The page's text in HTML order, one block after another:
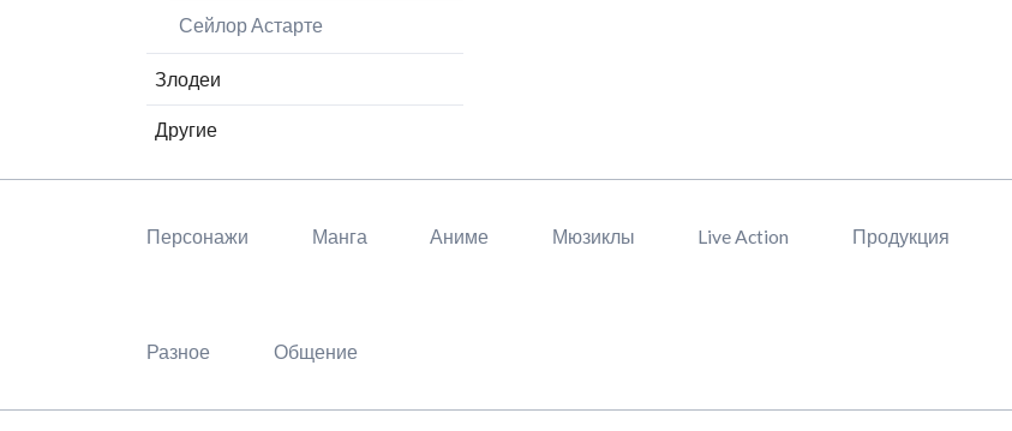
Сейлор Астарте
Злодеи
Другие
навигацию
Персонажи Манга Аниме Мюзиклы Live Action Продукция
Разное Общение